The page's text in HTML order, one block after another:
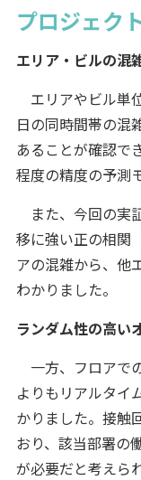
プロジェク
エリア・ビルの混
エリアやビル単
日の同時間帯の混
あることが確認で
程度の精度の予測
また、今回の実
移に強い正の相関
アの混雑から、他
わかりました。
ランダム性の高い
一方、フロアで
よりもリアルタイ
かりました。接触
おり、該当部署の
が必要だと考えら